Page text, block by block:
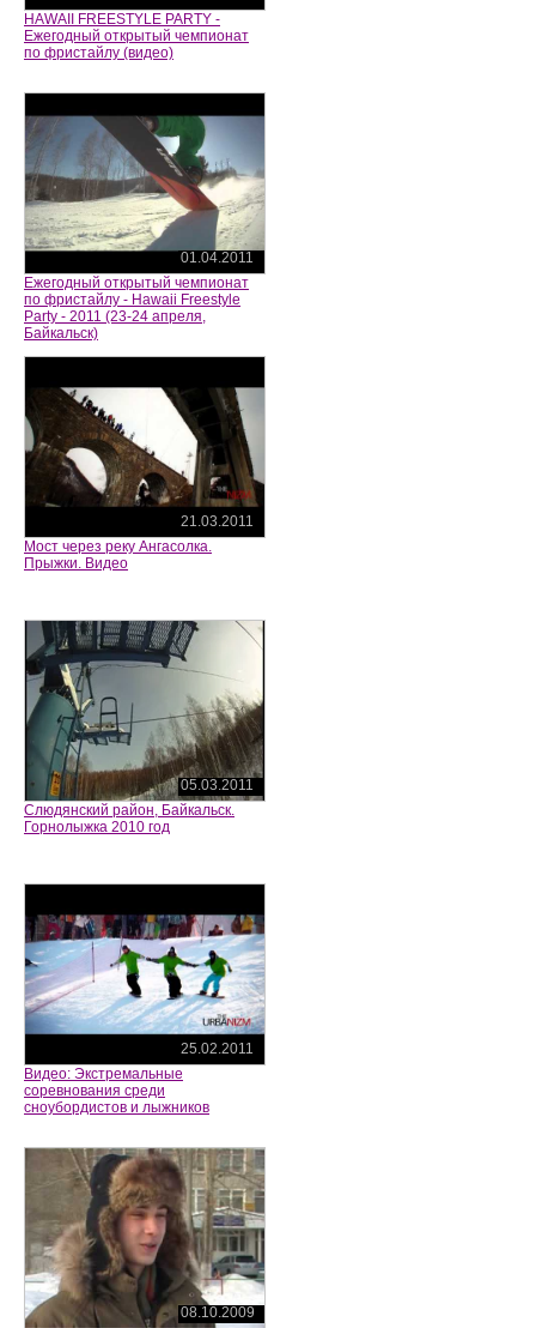
HAWAII FREESTYLE PARTY -
Ежегодный открытый чемпионат
по фристайлу (видео)
01.04.2011
Ежегодный открытый чемпионат
по фристайлу - Hawaii Freestyle
Party - 2011 (23-24 апреля,
Байкальск)
21.03.2011
Мост через реку Ангасолка.
Прыжки. Видео
05.03.2011
Слюдянский район, Байкальск.
Горнолыжка 2010 год
25.02.2011
Видео: Экстремальные
соревнования среди
сноубордистов и лыжников
08.10.2009